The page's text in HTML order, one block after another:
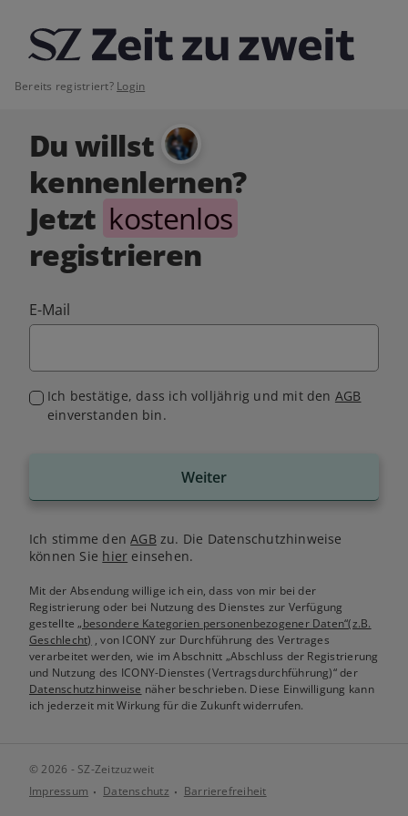
Bereits registriert? Login
Du willst
kennenlernen?
Jetzt kostenlos
registrieren
E-Mail
Ich bestätige, dass ich volljährig und mit den AGB
einverstanden bin.
Weiter
Ich stimme denAGB zu. Die Datenschutzhinweise
können Sie hier einsehen.
Mit der Absendung willige ich ein, dass von mir bei der
Registrierung oder bei Nutzung des Dienstes zur Verfügung
gestellte„besondere Kategorien personenbezogener Daten“(z.B.
Geschlecht) , von ICONY zur Durchführung des Vertrages
verarbeitet werden, wie im Abschnitt „Abschluss der Registrierung
und Nutzung des ICONY-Dienstes (Vertragsdurchführung)“ der
Datenschutzhinweise näher beschrieben. Diese Einwilligung kann
ich jederzeit mit Wirkung für die Zukunft widerrufen.
© 2026 - SZ-Zeitzuzweit
Impressum
Datenschutz Barrierefreiheit